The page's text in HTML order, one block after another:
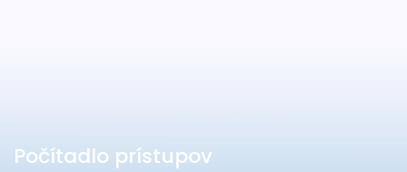
Počítadlo prístupov